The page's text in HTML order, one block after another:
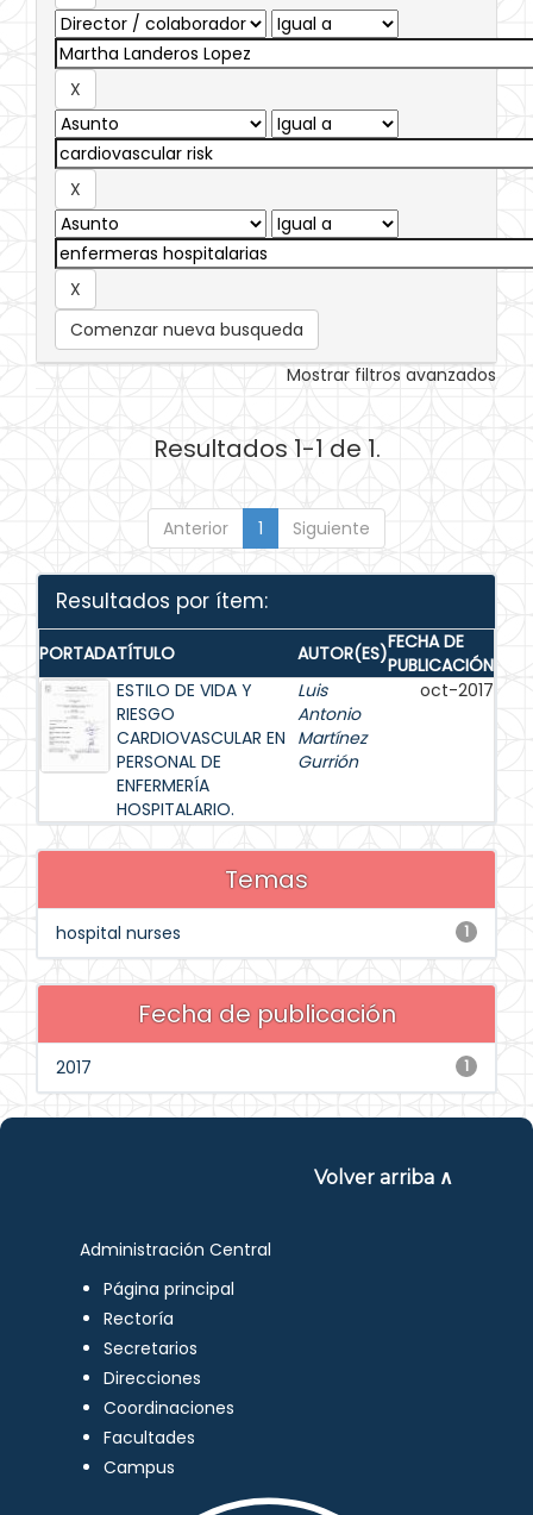
Comenzar nueva busqueda
Mostrar filtros avanzados
Resultados 1-1 de 1.
Anterior 1 Siguiente
Resultados por ítem:
PORTADATÍTULO AUTOR(ES)FECHA DE
PUBLICACIÓN
ESTILO DE VIDA Y
RIESGO
CARDIOVASCULAR EN
PERSONAL DE
ENFERMERÍA
HOSPITALARIO.
Luis
Antonio
Martínez
Gurrión
oct-2017
Temas
1
hospital nurses
Fecha de publicación
1
2017
Volver arriba ∧
Administración Central
Página principal
Rectoría
Secretarios
Direcciones
Coordinaciones
Facultades
Campus